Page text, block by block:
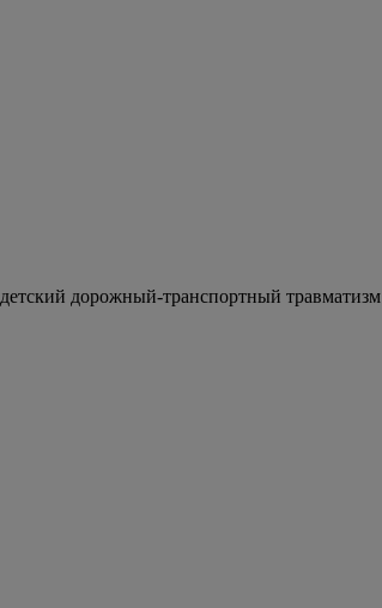
детский дорожный-транспортный травматизм